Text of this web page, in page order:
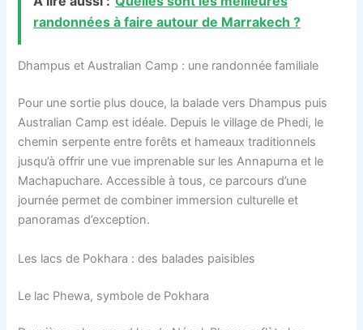
randonnées à faire autour de Marrakech ?
Dhampus et Australian Camp : une randonnée familiale
Pour une sortie plus douce, la balade vers Dhampus puis
Australian Camp est idéale. Depuis le village de Phedi, le
chemin serpente entre forêts et hameaux traditionnels
jusqu’à offrir une vue imprenable sur les Annapurna et le
Machapuchare. Accessible à tous, ce parcours d’une
journée permet de combiner immersion culturelle et
panoramas d’exception.
Les lacs de Pokhara : des balades paisibles
Le lac Phewa, symbole de Pokhara